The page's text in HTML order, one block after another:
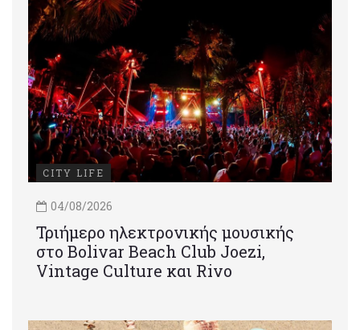
CITY LIFE
04/08/2026
Τριήμερο ηλεκτρονικής μουσικής
στο Bolivar Beach Club Joezi,
Vintage Culture και Rivo